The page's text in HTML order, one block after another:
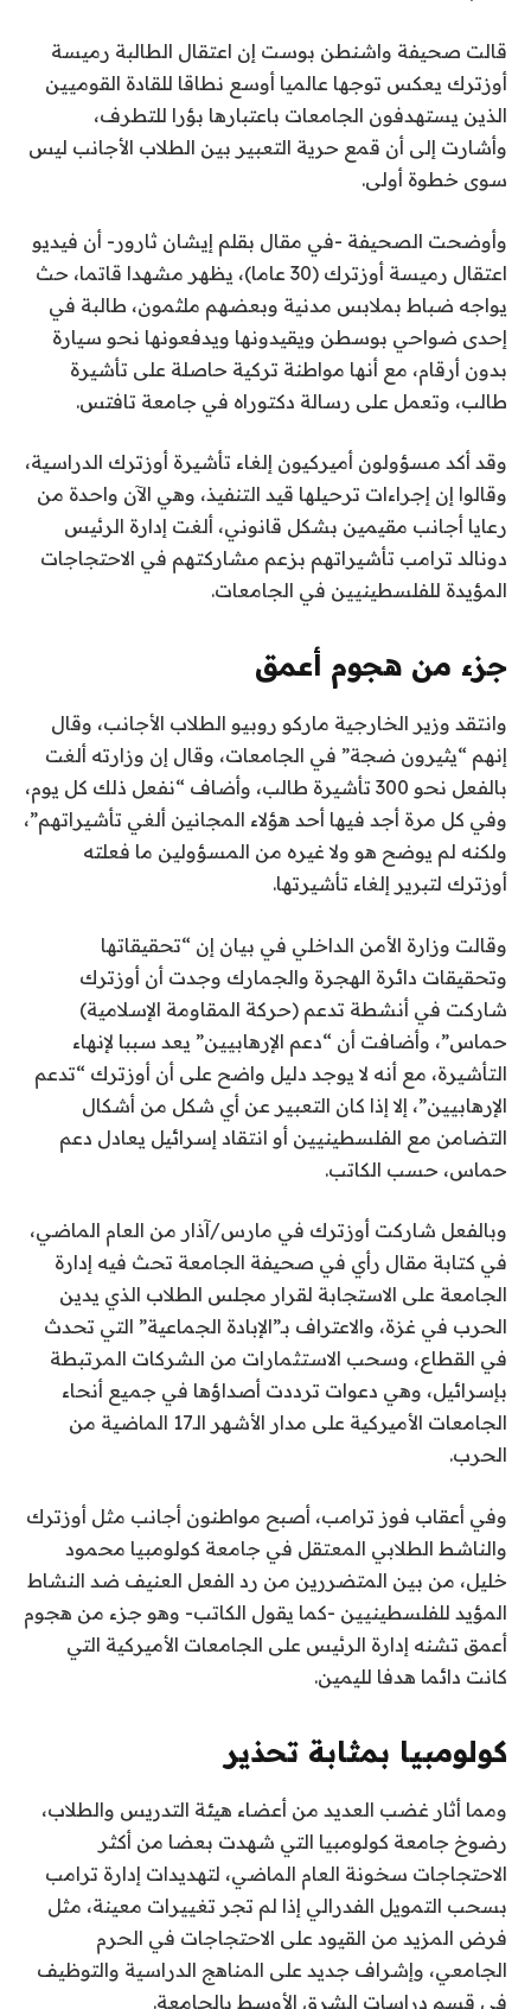
قالت صحيفة واشنطن بوست إن اعتقال الطالبة رميسة
أوزترك يعكس توجها عالميا أوسع نطاقا للقادة القوميين
الذين يستهدفون الجامعات باعتبارها بؤرا للتطرف،
وأشارت إلى أن قمع حرية التعبير بين الطلاب الأجانب ليس
سوى خطوة أولى.
وأوضحت الصحيفة -في مقال بقلم إيشان ثارور- أن فيديو
اعتقال رميسة أوزترك (30 عاما)، يظهر مشهدا قاتما، حث
يواجه ضباط بملابس مدنية وبعضهم ملثمون، طالبة في
إحدى ضواحي بوسطن ويقيدونها ويدفعونها نحو سيارة
بدون أرقام، مع أنها مواطنة تركية حاصلة على تأشيرة
طالب، وتعمل على رسالة دكتوراه في جامعة تافتس.
وقد أكد مسؤولون أميركيون إلغاء تأشيرة أوزترك الدراسية،
وقالوا إن إجراءات ترحيلها قيد التنفيذ، وهي الآن واحدة من
رعايا أجانب مقيمين بشكل قانوني، ألغت إدارة الرئيس
دونالد ترامب تأشيراتهم بزعم مشاركتهم في الاحتجاجات
المؤيدة للفلسطينيين في الجامعات.
جزء من هجوم أعمق
وانتقد وزير الخارجية ماركو روبيو الطلاب الأجانب، وقال
إنهم “يثيرون ضجة” في الجامعات، وقال إن وزارته ألغت
بالفعل نحو 300 تأشيرة طالب، وأضاف “نفعل ذلك كل يوم،
وفي كل مرة أجد فيها أحد هؤلاء المجانين ألغي تأشيراتهم”،
ولكنه لم يوضح هو ولا غيره من المسؤولين ما فعلته
أوزترك لتبرير إلغاء تأشيرتها.
وقالت وزارة الأمن الداخلي في بيان إن “تحقيقاتها
وتحقيقات دائرة الهجرة والجمارك وجدت أن أوزترك
شاركت في أنشطة تدعم (حركة المقاومة الإسلامية)
حماس”، وأضافت أن “دعم الإرهابيين” يعد سببا لإنهاء
التأشيرة، مع أنه لا يوجد دليل واضح على أن أوزترك “تدعم
الإرهابيين”، إلا إذا كان التعبير عن أي شكل من أشكال
التضامن مع الفلسطينيين أو انتقاد إسرائيل يعادل دعم
حماس، حسب الكاتب.
وبالفعل شاركت أوزترك في مارس/آذار من العام الماضي،
في كتابة مقال رأي في صحيفة الجامعة تحث فيه إدارة
الجامعة على الاستجابة لقرار مجلس الطلاب الذي يدين
الحرب في غزة، والاعتراف بـ”الإبادة الجماعية” التي تحدث
في القطاع، وسحب الاستثمارات من الشركات المرتبطة
بإسرائيل، وهي دعوات ترددت أصداؤها في جميع أنحاء
الجامعات الأميركية على مدار الأشهر الـ17 الماضية من
الحرب.
وفي أعقاب فوز ترامب، أصبح مواطنون أجانب مثل أوزترك
والناشط الطلابي المعتقل في جامعة كولومبيا محمود
خليل، من بين المتضررين من رد الفعل العنيف ضد النشاط
المؤيد للفلسطينيين -كما يقول الكاتب- وهو جزء من هجوم
أعمق تشنه إدارة الرئيس على الجامعات الأميركية التي
كانت دائما هدفا لليمين.
كولومبيا بمثابة تحذير
ومما أثار غضب العديد من أعضاء هيئة التدريس والطلاب،
رضوخ جامعة كولومبيا التي شهدت بعضا من أكثر
الاحتجاجات سخونة العام الماضي، لتهديدات إدارة ترامب
بسحب التمويل الفدرالي إذا لم تجر تغييرات معينة، مثل
فرض المزيد من القيود على الاحتجاجات في الحرم
الجامعي، وإشراف جديد على المناهج الدراسية والتوظيف
في قسم دراسات الشرق الأوسط بالجامعة.